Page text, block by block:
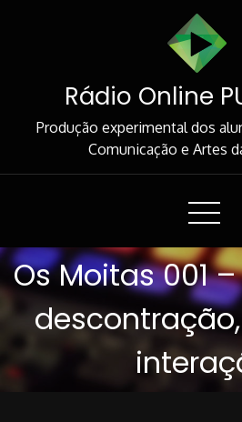
Rádio Online
Produção experimental dos
Comunicação e Artes
Os Moitas 001